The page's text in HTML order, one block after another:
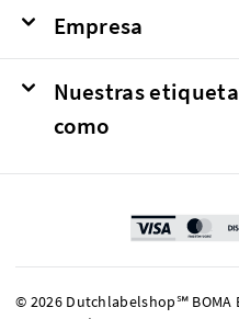
Empresa
Nuestras
como
© 2026 Dutchlabelshop℠ BOMA